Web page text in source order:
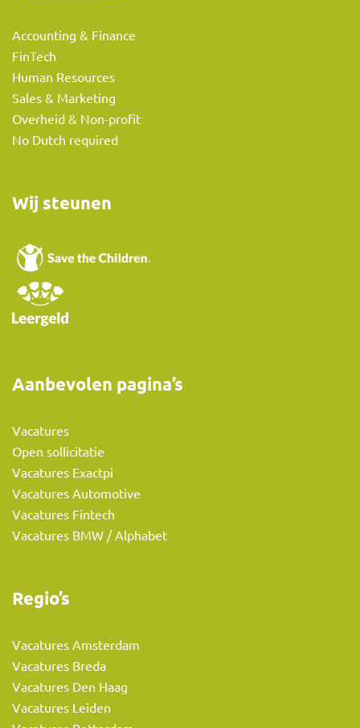
Accounting & Finance
FinTech
Human Resources
Sales & Marketing
Overheid & Non-profit
No Dutch required
Wij steunen
Aanbevolen pagina’s
Vacatures
Open sollicitatie
Vacatures Exactpi
Vacatures Automotive
Vacatures Fintech
Vacatures BMW / Alphabet
Regio’s
Vacatures Amsterdam
Vacatures Breda
Vacatures Den Haag
Vacatures Leiden